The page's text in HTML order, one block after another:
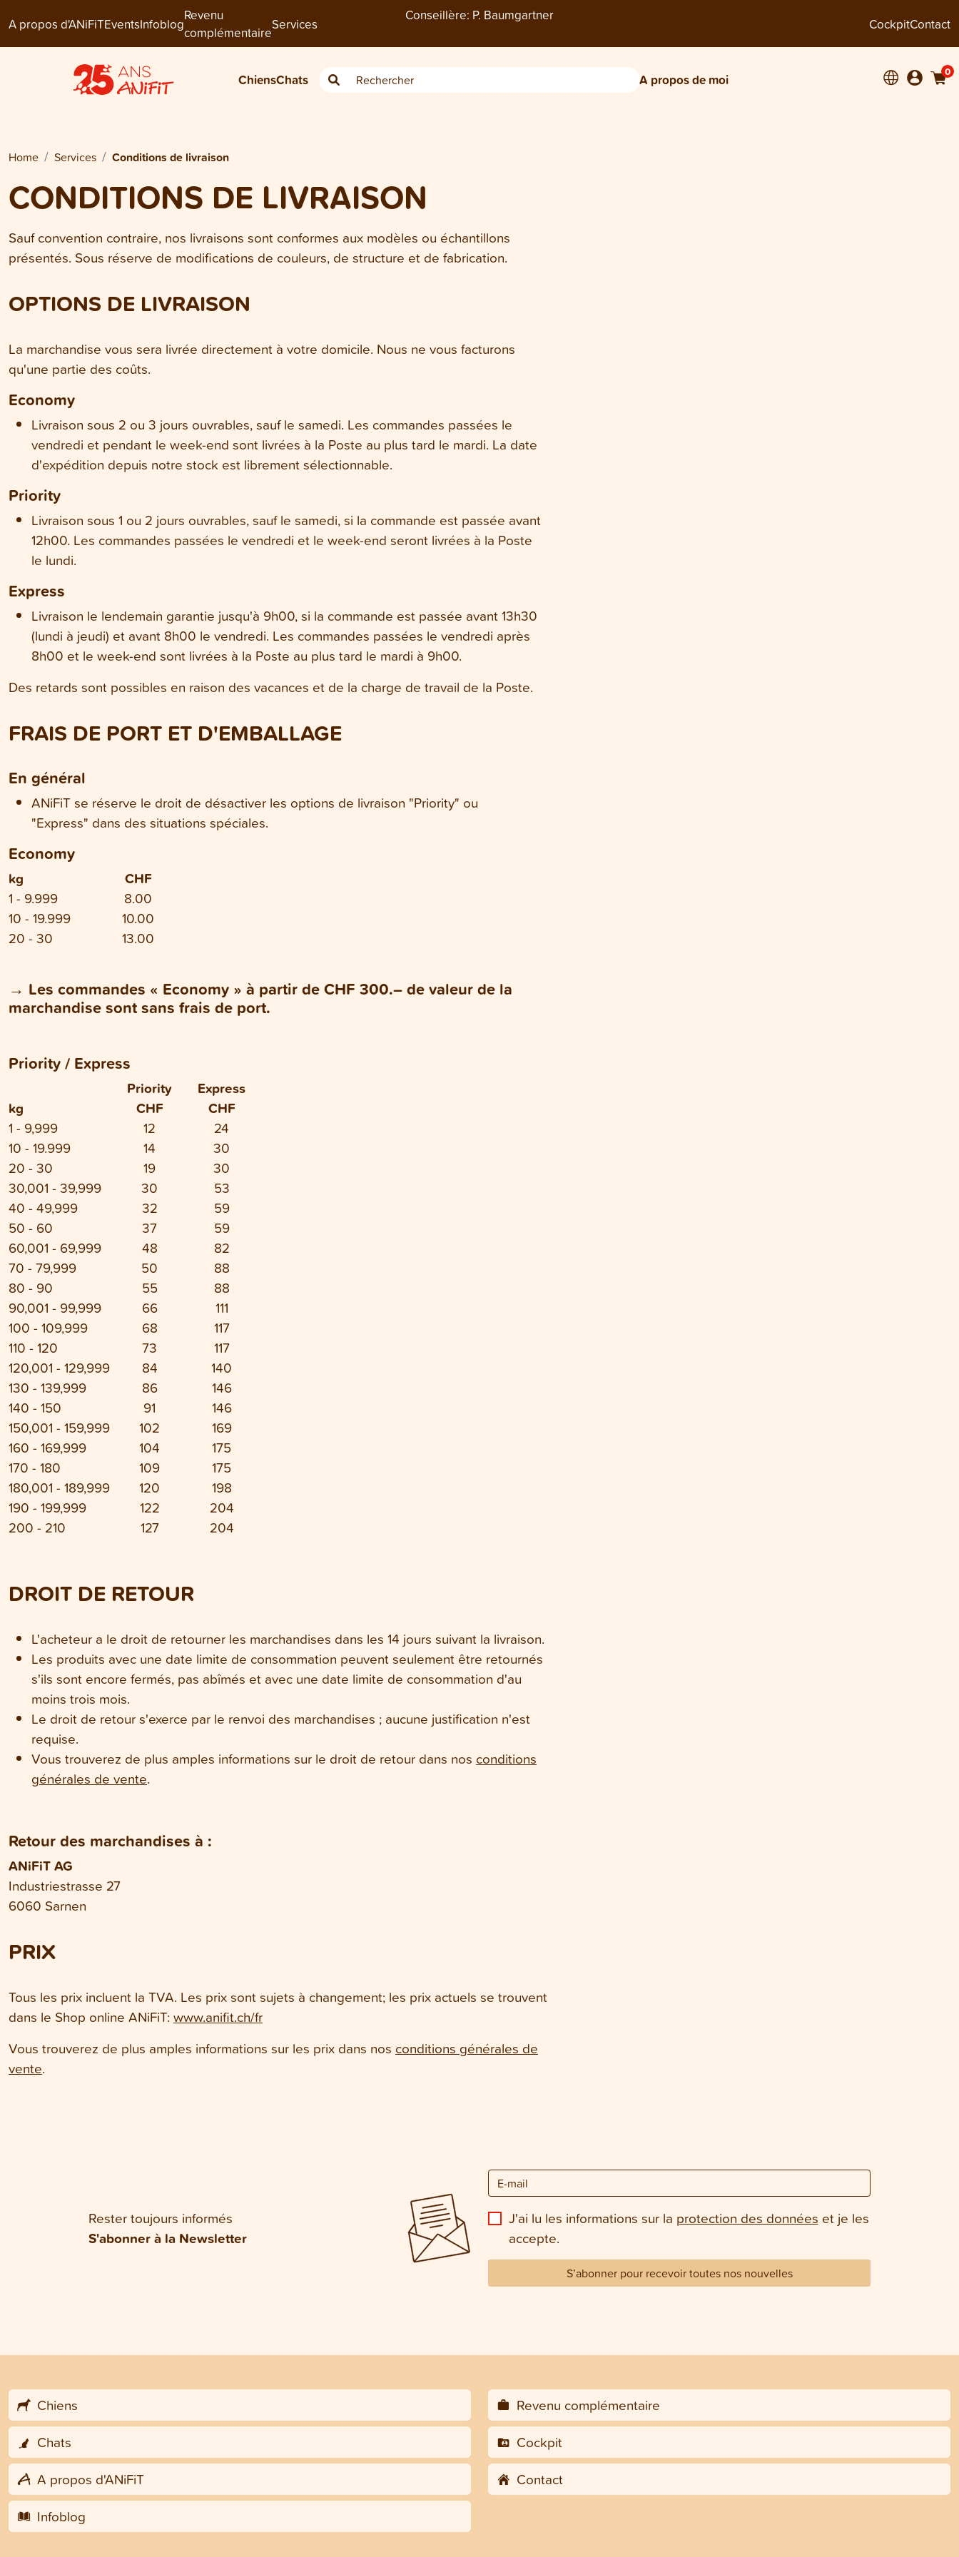
A propos d'ANiFiTEventsInfoblog
Revenu
complémentaire
Services
Conseillère: P. Baumgartner
CockpitContact
ChiensChats A propos de moi 0
Home Services Conditions de livraison
CONDITIONS DE LIVRAISON
Sauf convention contraire, nos livraisons sont conformes aux modèles ou échantillons
présentés. Sous réserve de modifications de couleurs, de structure et de fabrication.
OPTIONS DE LIVRAISON
La marchandise vous sera livrée directement à votre domicile. Nous ne vous facturons
qu'une partie des coûts.
Economy
Livraison sous 2 ou 3 jours ouvrables, sauf le samedi. Les commandes passées le
vendredi et pendant le week-end sont livrées à la Poste au plus tard le mardi. La date
d'expédition depuis notre stock est librement sélectionnable.
Priority
Livraison sous 1 ou 2 jours ouvrables, sauf le samedi, si la commande est passée avant
12h00. Les commandes passées le vendredi et le week-end seront livrées à la Poste
le lundi.
Express
Livraison le lendemain garantie jusqu'à 9h00, si la commande est passée avant 13h30
(lundi à jeudi) et avant 8h00 le vendredi. Les commandes passées le vendredi après
8h00 et le week-end sont livrées à la Poste au plus tard le mardi à 9h00.
Des retards sont possibles en raison des vacances et de la charge de travail de la Poste.
FRAIS DE PORT ET D'EMBALLAGE
En général
ANiFiT se réserve le droit de désactiver les options de livraison "Priority" ou
"Express" dans des situations spéciales.
Economy
kg CHF
1 - 9.999
8.00
10 - 19.999
10.00
20 - 30
13.00
→ Les commandes « Economy » à partir de CHF 300.– de valeur de la
marchandise sont sans frais de port.
Priority / Express
Priority
Express
kg
CHF CHF
1 - 9,999 12
24
10 - 19.999
14
30
20 - 30
19
30
30,001 - 39,999
30
53
40 - 49,999
32
59
50 - 60
37
59
60,001 - 69,999
48
82
70 - 79,999
50
88
80 - 90
55
88
90,001 - 99,999
66
111
100 - 109,999
68
117
110 - 120
73
117
120,001 - 129,999
84
140
130 - 139,999
86
146
140 - 150
91
146
150,001 - 159,999
102
169
160 - 169,999
104
175
170 - 180
109
175
180,001 - 189,999
120
198
190 - 199,999
122
204
200 - 210
127 204
DROIT DE RETOUR
L'acheteur a le droit de retourner les marchandises dans les 14 jours suivant la livraison.
Les produits avec une date limite de consommation peuvent seulement être retournés
s'ils sont encore fermés, pas abîmés et avec une date limite de consommation d'au
moins trois mois.
Le droit de retour s'exerce par le renvoi des marchandises ; aucune justification n'est
requise.
Vous trouverez de plus amples informations sur le droit de retour dans nos conditions
générales de vente.
Retour des marchandises à :
ANiFiT AG
Industriestrasse 27
6060 Sarnen
PRIX
Tous les prix incluent la TVA. Les prix sont sujets à changement; les prix actuels se trouvent
dans le Shop online ANiFiT: www.anifit.ch/fr
Vous trouverez de plus amples informations sur les prix dans nos conditions générales de
vente.
Rester toujours informés
S'abonner à la Newsletter
J'ai lu les informations sur la protection des données et je les
accepte.
S’abonner pour recevoir toutes nos nouvelles
Chiens
Chats
A propos d'ANiFiT
Infoblog
Revenu complémentaire
Cockpit
Contact